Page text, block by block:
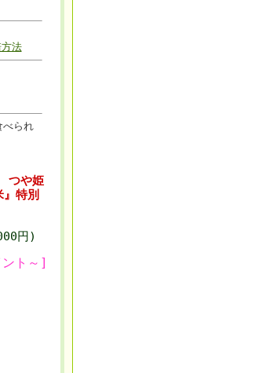
法
べられ
つや姫
特別
円)
ト～]